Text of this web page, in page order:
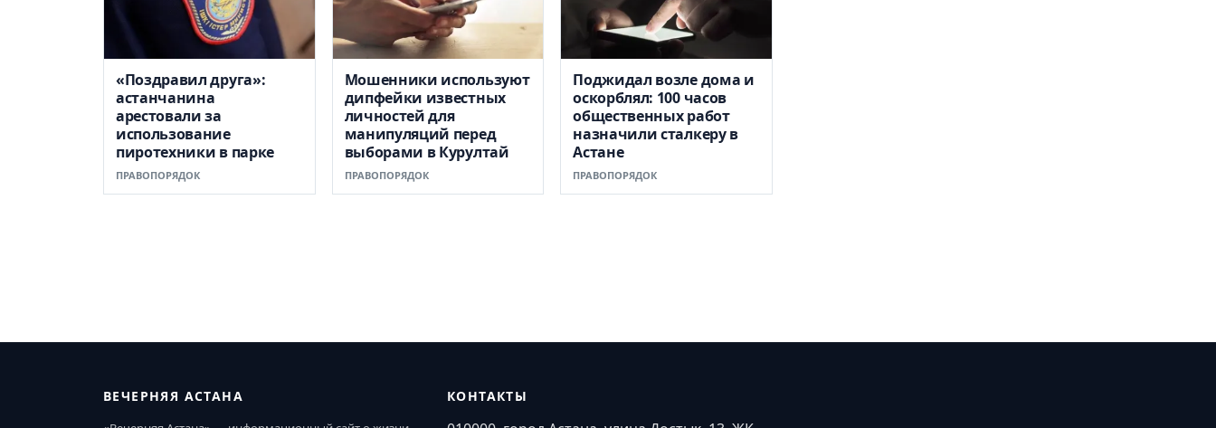
«Поздравил друга»:
астанчанина
арестовали за
использование
пиротехники в парке
ПРАВОПОРЯДОК
Мошенники используют
дипфейки известных
личностей для
манипуляций перед
выборами в Курултай
ПРАВОПОРЯДОК
Поджидал возле дома и
оскорблял: 100 часов
общественных работ
назначили сталкеру в
Астане
ПРАВОПОРЯДОК
ВЕЧЕРНЯЯ АСТАНА КОНТАКТЫ